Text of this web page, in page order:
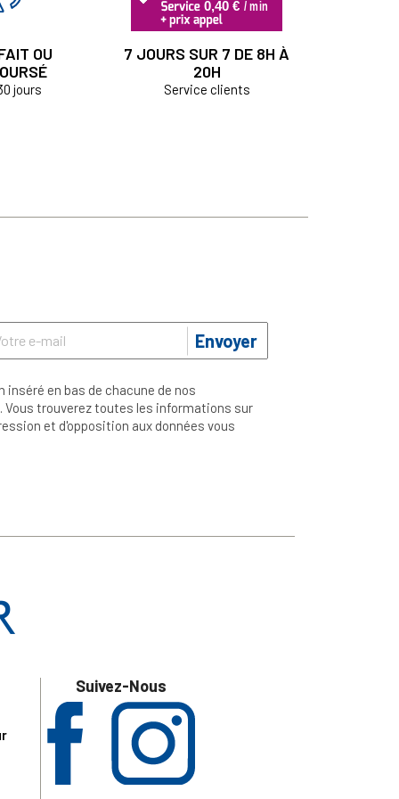
OU
jours
7 JOURS SUR 7 DE 8H À
20H
Service clients
Envoyer
en bas de chacune de nos
trouverez toutes les informations sur
et d'opposition aux données vous
Suivez-Nous